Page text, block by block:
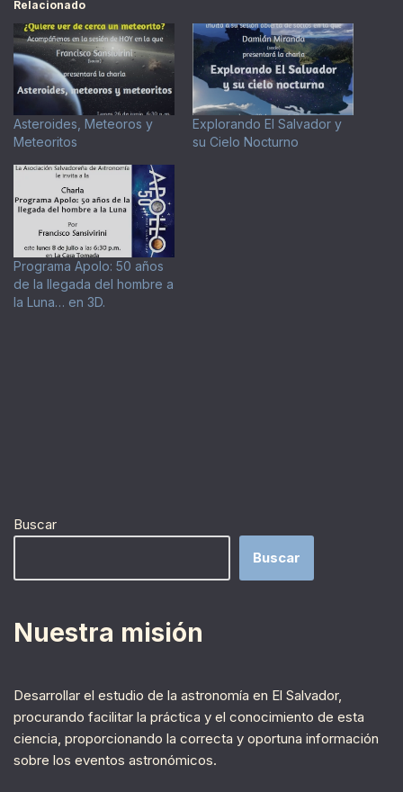
Relacionado
Asteroides, Meteoros y
Meteoritos
Explorando El Salvador y
su Cielo Nocturno
Programa Apolo: 50 años
de la llegada del hombre a
la Luna… en 3D.
Buscar
Buscar
Nuestra misión
Desarrollar el estudio de la astronomía en El Salvador,
procurando facilitar la práctica y el conocimiento de esta
ciencia, proporcionando la correcta y oportuna información
sobre los eventos astronómicos.